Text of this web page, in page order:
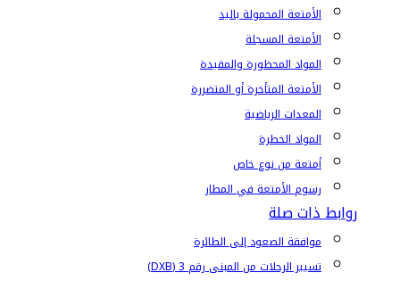
الأمتعة المحمولة باليد
الأمتعة المسجلة
المواد المحظورة والمقيدة
الأمتعة المتأخرة أو المتضررة
المعدات الرياضية
المواد الخطرة
أمتعة من نوع خاص
رسوم الأمتعة في المطار
روابط ذات صلة
موافقة الصعود إلى الطائرة
تسيير الرحلات من المبنى رقم 3 (DXB)